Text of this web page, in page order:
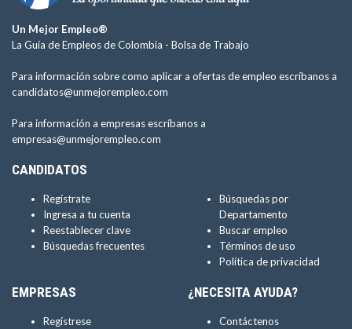
Un Mejor Empleo®
La Guía de Empleos de Colombia - Bolsa de Trabajo
Para información sobre como aplicar a ofertas de empleo escríbanos a
candidatos@unmejorempleo.com
Para información a empresas escríbanos a
empresas@unmejorempleo.com
CANDIDATOS
Regístrate
Ingresa a tu cuenta
Reestablecer clave
Búsquedas frecuentes
Búsquedas por
Departamento
Buscar empleo
Términos de uso
Política de privacidad
EMPRESAS
Regístrese
¿NECESITA AYUDA?
Contáctenos